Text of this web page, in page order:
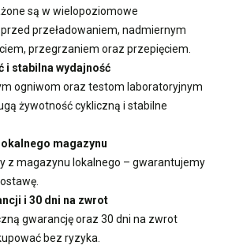
są w wielopoziomowe
przeładowaniem, nadmiernym
przegrzaniem oraz przepięciem.
i stabilna wydajność
ogniwom oraz testom laboratoryjnym
żywotność cykliczną i stabilne
magazynu
z magazynu lokalnego – gwarantujemy
i 30 dni na zwrot
gwarancję oraz 30 dni na zwrot
bez ryzyka.